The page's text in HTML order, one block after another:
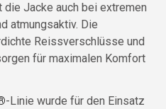
Jacke auch bei extremen
atmungsaktiv. Die
Reissverschlüsse und
für maximalen Komfort
-Linie wurde für den Einsatz